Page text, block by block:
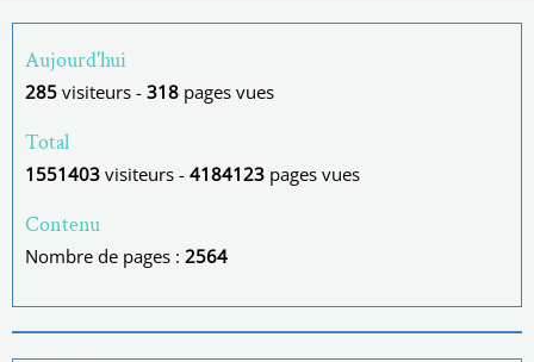
Aujourd'hui
285 visiteurs - 318 pages vues
Total
1551403 visiteurs - 4184123 pages vues
Contenu
Nombre de pages : 2564